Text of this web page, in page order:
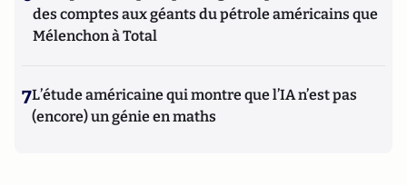
des comptes aux géants du pétrole américains que
Mélenchon à Total
7L’étude américaine qui montre que l’IA n’est pas
(encore) un génie en maths